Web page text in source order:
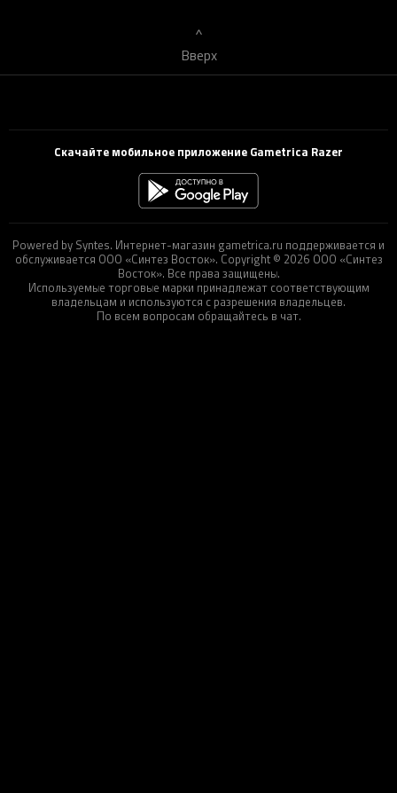
Вверх
Скачайте мобильное приложение Gametrica Razer
Powered by Syntes. Интернет-магазин gametrica.ru поддерживается и
обслуживается ООО «Синтез Восток». Copyright © 2026 ООО «Синтез
Восток». Все права защищены.
Используемые торговые марки принадлежат соответствующим
владельцам и используются с разрешения владельцев.
По всем вопросам обращайтесь в чат.